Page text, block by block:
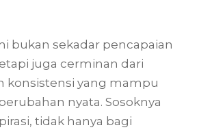
bukan sekadar pencapaian
juga cerminan dari
konsistensi yang mampu
nyata. Sosoknya
tidak hanya bagi